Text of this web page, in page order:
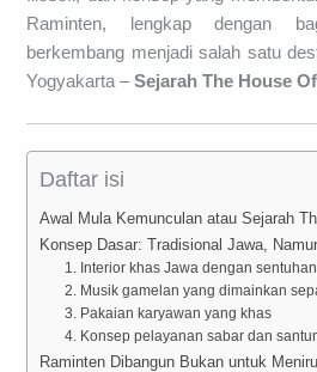
Raminten, lengkap dengan
berkembang menjadi salah satu
Yogyakarta –Sejarah The House
Daftar isi
Awal Mula Kemunculan atau Sejarah
Konsep Dasar: Tradisional Jawa,
1. Interior khas Jawa dengan
2. Musik gamelan yang dimainkan
3. Pakaian karyawan yang khas
4. Konsep pelayanan sabar dan
Raminten Dibangun Bukan untuk